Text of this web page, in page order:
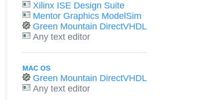
Xilinx ISE Design Suite
Mentor Graphics ModelSim
Green Mountain DirectVHDL
Any text editor
MAC OS
Green Mountain DirectVHDL
Any text editor